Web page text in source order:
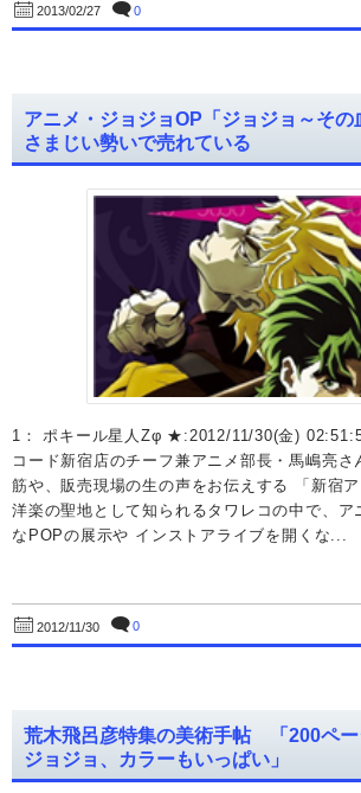
2013/02/27 0
アニメ・ジョジョOP「ジョジョ～その
さまじい勢いで売れている
1： ポキール星人Zφ ★:2012/11/30(金)
コード新宿店のチーフ兼アニメ部長・馬嶋亮さ
筋や、販売現場の生の声をお伝えする 「新宿ア
洋楽の聖地として知られるタワレコの中で、ア
なPOPの展示や インストアライブを開くな...
2012/11/30 0
荒木飛呂彦特集の美術手帖 「200ペー
ジョジョ、カラーもいっぱい」